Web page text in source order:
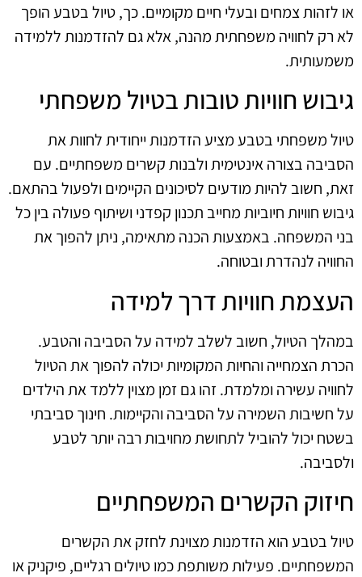
או לזהות צמחים ובעלי חיים מקומיים. כך, טיול בטבע הופך
לא רק לחוויה משפחתית מהנה, אלא גם להזדמנות ללמידה
משמעותית.
גיבוש חוויות טובות בטיול משפחתי
טיול משפחתי בטבע מציע הזדמנות ייחודית לחוות את
הסביבה בצורה אינטימית ולבנות קשרים משפחתיים. עם
זאת, חשוב להיות מודעים לסיכונים הקיימים ולפעול בהתאם.
גיבוש חוויות חיוביות מחייב תכנון קפדני ושיתוף פעולה בין כל
בני המשפחה. באמצעות הכנה מתאימה, ניתן להפוך את
החוויה לנהדרת ובטוחה.
העצמת חוויות דרך למידה
במהלך הטיול, חשוב לשלב למידה על הסביבה והטבע.
הכרת הצמחייה והחיות המקומיות יכולה להפוך את הטיול
לחוויה עשירה ומלמדת. זהו גם זמן מצוין ללמד את הילדים
על חשיבות השמירה על הסביבה והקיימות. חינוך סביבתי
בשטח יכול להוביל לתחושת מחויבות רבה יותר לטבע
ולסביבה.
חיזוק הקשרים המשפחתיים
טיול בטבע הוא הזדמנות מצוינת לחזק את הקשרים
המשפחתיים. פעילות משותפת כמו טיולים רגליים, פיקניק או